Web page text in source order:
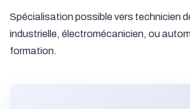
Spécialisation possible vers technicien
industrielle, électromécanicien, ou
formation.